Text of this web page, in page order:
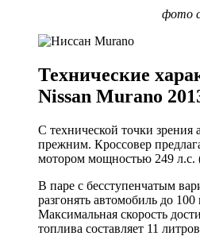
фото
Технические
Nissan Murano
С технической точки зрения
прежним. Кроссовер
мотором мощностью 249 л.с.
В паре с бесступенчатым
разгонять автомобиль до 100
Максимальная скорость
топлива составляет 11